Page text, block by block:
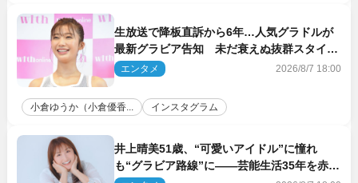
生放送で降板直訴から6年…人気グラドルが
最新グラビア告知 未だ衰えぬ抜群スタイル
に反響
エンタメ 2026/8/7 18:00
小倉ゆうか（小倉優香... インスタグラム
井上晴美51歳、“可愛いアイドル”に憧れ
も“グラビア路線”に――芸能生活35年を赤